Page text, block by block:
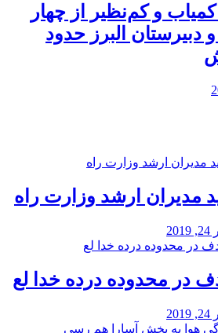
و کم‌نظیر از چهار
دبيرستان البرز حدود
مدیران ارشد وزارت راه
در محدوده درده خدا لع